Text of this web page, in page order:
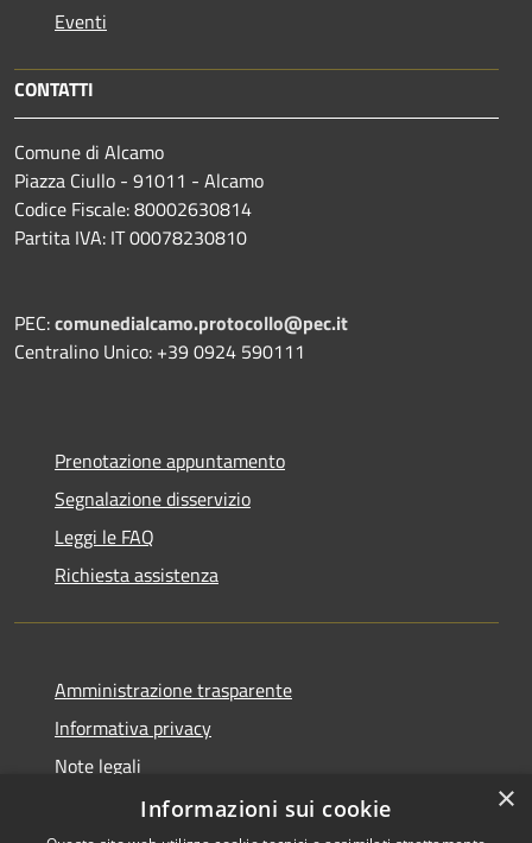
Eventi
CONTATTI
Comune di Alcamo
Piazza Ciullo - 91011 - Alcamo
Codice Fiscale: 80002630814
Partita IVA: IT 00078230810
PEC:comunedialcamo.protocollo@pec.it
Centralino Unico: +39 0924 590111
Prenotazione appuntamento
Segnalazione disservizio
Leggi le FAQ
Richiesta assistenza
Amministrazione trasparente
Informativa privacy
Note legali
Dichiarazione di accessibilità
×
Informazioni sui cookie